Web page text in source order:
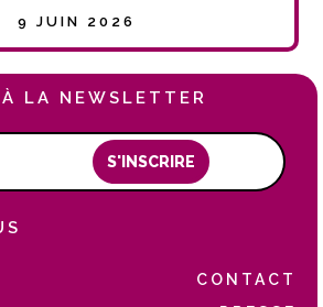
9 JUIN 2026
LA NEWSLETTER
S'INSCRIRE
CONTACT